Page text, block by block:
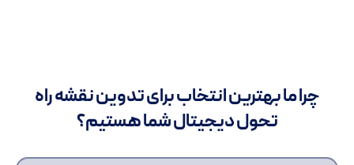
چرا ما بهترین انتخاب برای تدوین نقشه راه
تحول دیجیتال شما هستیم؟